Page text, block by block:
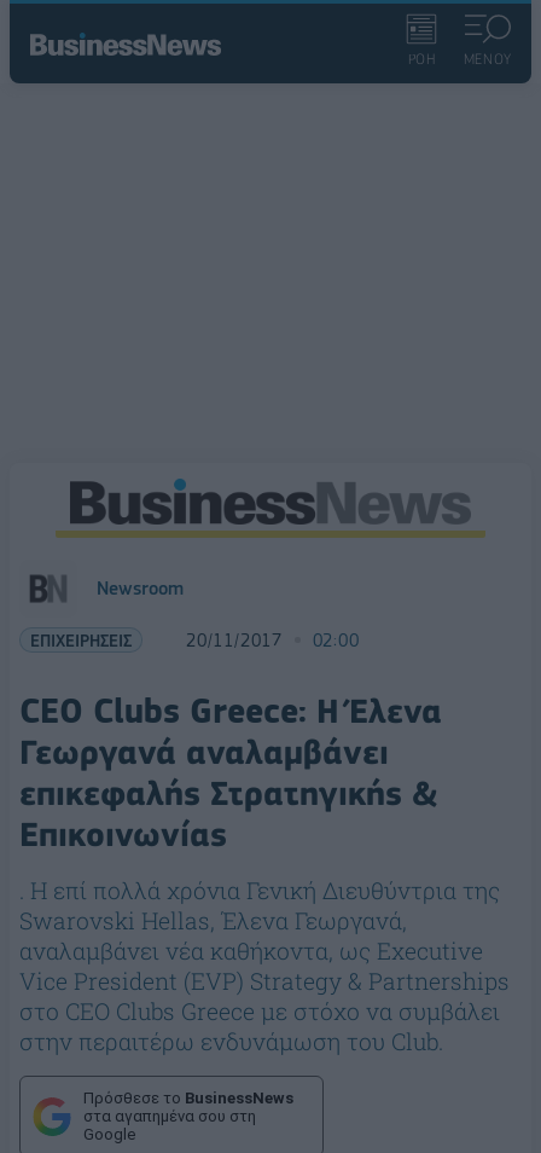
ΡΟΗ ΜΕΝΟΥ
Newsroom
ΕΠΙΧΕΙΡΗΣΕΙΣ 20/11/2017 02:00
CEO Clubs Greece: Η Έλενα
Γεωργανά αναλαμβάνει
επικεφαλής Στρατηγικής &
Επικοινωνίας
. Η επί πολλά χρόνια Γενική Διευθύντρια της
Swarovski Hellas, Έλενα Γεωργανά,
αναλαμβάνει νέα καθήκοντα, ως Executive
Vice President (EVP) Strategy & Partnerships
στο CEO Clubs Greece με στόχο να συμβάλει
στην περαιτέρω ενδυνάμωση του Club.
Πρόσθεσε το BusinessNews
στα αγαπημένα σου στη
Google